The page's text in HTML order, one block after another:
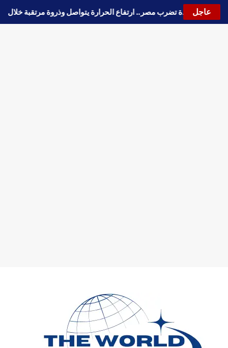
عاجل
موجة حارة جديدة تضرب مصر.. ارتفاع الحرارة يتواصل وذروة مرتقبة خلال